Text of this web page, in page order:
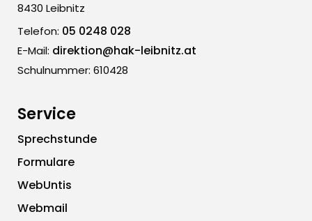
8430 Leibnitz
Telefon: 05 0248 028
E-Mail: direktion@hak-leibnitz.at
Schulnummer: 610428
Service
Sprechstunde
Formulare
WebUntis
Webmail